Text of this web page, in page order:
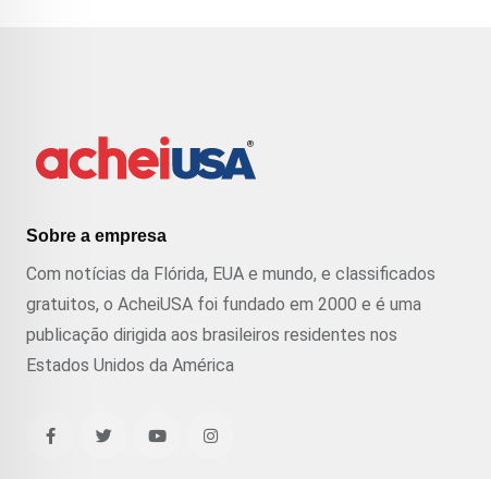
Sobre a empresa
Com notícias da Flórida, EUA e mundo, e classificados
gratuitos, o AcheiUSA foi fundado em 2000 e é uma
publicação dirigida aos brasileiros residentes nos
Estados Unidos da América